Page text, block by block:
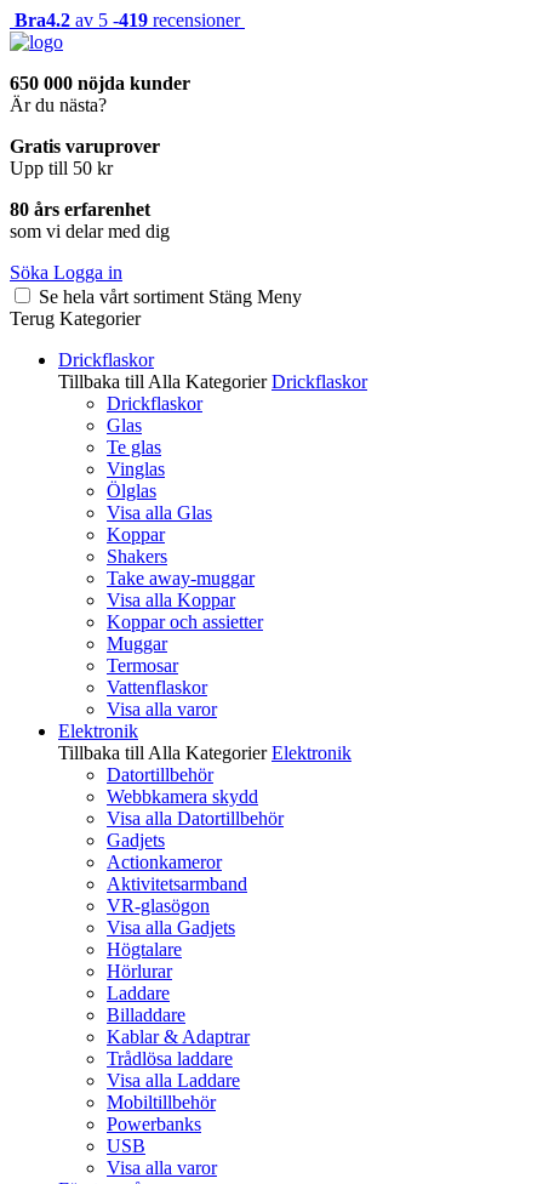
Bra4.2 av 5 -419 recensioner
650 000 nöjda kunder
Är du nästa?
Gratis varuprover
Upp till 50 kr
80 års erfarenhet
som vi delar med dig
Söka Logga in
Se hela vårt sortiment Stäng Meny
Terug Kategorier
Drickflaskor
Tillbaka till Alla Kategorier Drickflaskor
Drickflaskor
Glas
Te glas
Vinglas
Ölglas
Visa alla Glas
Koppar
Shakers
Take away-muggar
Visa alla Koppar
Koppar och assietter
Muggar
Termosar
Vattenflaskor
Visa alla varor
Elektronik
Tillbaka till Alla Kategorier Elektronik
Datortillbehör
Webbkamera skydd
Visa alla Datortillbehör
Gadjets
Actionkameror
Aktivitetsarmband
VR-glasögon
Visa alla Gadjets
Högtalare
Hörlurar
Laddare
Billaddare
Kablar & Adaptrar
Trådlösa laddare
Visa alla Laddare
Mobiltillbehör
Powerbanks
USB
Visa alla varor